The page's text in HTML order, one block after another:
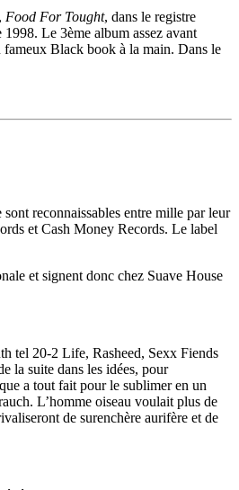
Food For Tought, dans le registre
1998. Le 3ème album assez avant
fameux Black book à la main. Dans le
reconnaissables entre mille par leur
et Cash Money Records. Le label
et signent donc chez Suave House
tel 20-2 Life, Rasheed, Sexx Fiends
la suite dans les idées, pour
a tout fait pour le sublimer en un
L’homme oiseau voulait plus de
de surenchère aurifère et de